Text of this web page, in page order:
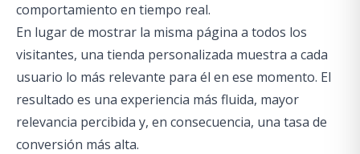
comportamiento en tiempo real.
En lugar de mostrar la misma página a todos los
visitantes, una tienda personalizada muestra a cada
usuario lo más relevante para él en ese momento. El
resultado es una experiencia más fluida, mayor
relevancia percibida y, en consecuencia, una tasa de
conversión más alta.